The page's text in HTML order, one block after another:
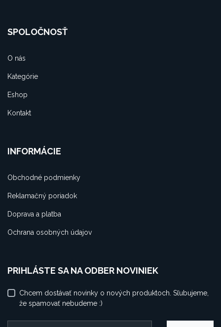
SPOLOČNOSŤ
O nás
Kategórie
Eshop
Kontakt
INFORMÁCIE
Obchodné podmienky
Reklamačný poriadok
Doprava a platba
Ochrana osobných údajov
PRIHLÁSTE SA NA ODBER NOVINIEK
Chcem dostávať novinky o nových produktoch. Sľubujeme,
že spamovať nebudeme :)